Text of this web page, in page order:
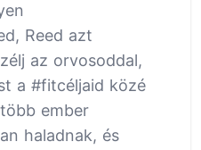
Reed azt
az orvosoddal,
a #fitcéljaid közé
ember
haladnak, és